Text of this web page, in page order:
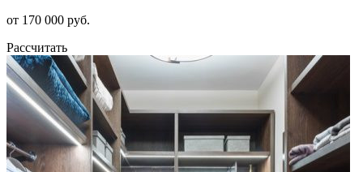
от 170 000 руб.
Рассчитать